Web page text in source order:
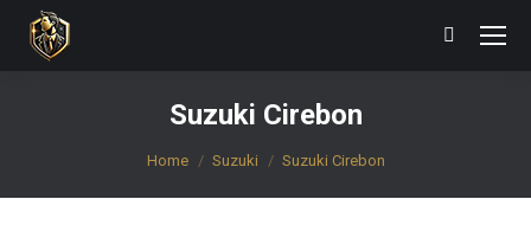
Search:
Suzuki Cirebon
You are here:
Home Suzuki Suzuki Cirebon